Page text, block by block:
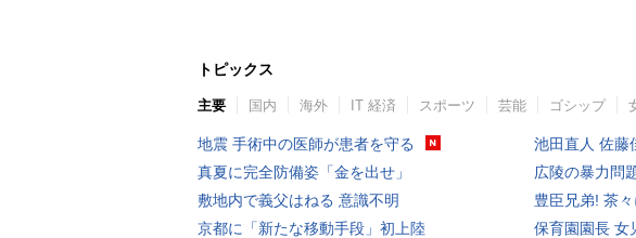
トピックス
主要 国内 海外 IT 経済 スポーツ 芸能 ゴシップ
地震 手術中の医師が患者を守る
真夏に完全防備姿「金を出せ」
敷地内で義父はねる 意識不明
京都に「新たな移動手段」初上陸
池田直人 佐藤
広陵の暴力問
豊臣兄弟! 茶々
保育園園長 女